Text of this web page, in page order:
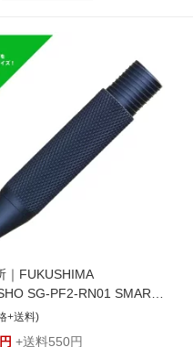
｜FUKUSHIMA
SG-PF2-RN01 SMART-
ットタイプ ネイビー フリ
ール2モデル
+送料)
円 +送料550円